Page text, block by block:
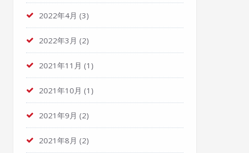
2022年4月 (3)
2022年3月 (2)
2021年11月 (1)
2021年10月 (1)
2021年9月 (2)
2021年8月 (2)